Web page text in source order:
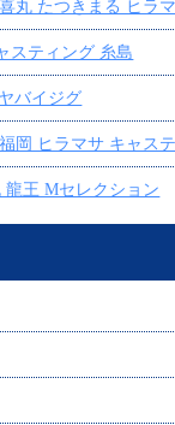
丸 たつきまる ヒラ
スティング 糸島
バイジグ
岡 ヒラマサ キャス
龍王 Mセレクション